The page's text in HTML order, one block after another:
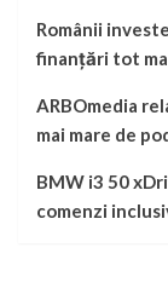
Românii
finanțări tot
ARBOmedia
mai mare de
BMW i3 50
comenzi